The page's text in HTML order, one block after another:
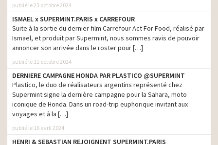
toutes les flemmardes
production
Jean Paul Gaultier – Ski
Resort – Noël 2019
production
Roche Bobois – Goûtez au
Petits Princes – Elsa
production
Whaou! – C’est bon d’avoir
une girafe dans la poche
production
Rowenta – Air Force All in
publié le 23 octobre 2024
ISMAEL x SUPERMINT.PARIS x CARREFOUR
Suite à la sortie du dernier film Carrefour Act For Food, réalisé par
Ismael, et produit par Supermint, nous sommes ravis de pouvoir
annoncer son arrivée dans le roster pour […]
publié le 11 octobre 2024
DERNIERE CAMPAGNE HONDA PAR PLASTICO @SUPERMINT
Plastico, le duo de réalisateurs argentins représenté chez
Supermint signe la dernière campagne pour la Sahara, moto
iconique de Honda. Dans un road-trip euphorique invitant aux
voyages et à la […]
publié le 16 avril 2024
HENRI & SEBASTIAN REJOIGNENT SUPERMINT.PARIS